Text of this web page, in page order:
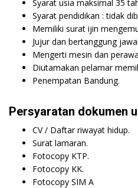
Syarat usia maksimal 35
Syarat pendidikan : tidak
Memiliki surat ijin
Jujur dan bertanggung
Mengerti mesin dan
Diutamakan pelamar
Penempatan Bandung.
Persyaratan dokumen
CV / Daftar riwayat hidup.
Surat lamaran.
Fotocopy KTP.
Fotocopy KK.
Fotocopy SIM A